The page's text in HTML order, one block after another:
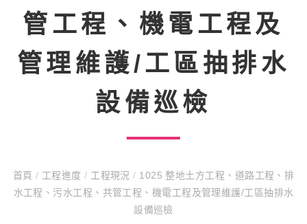
管工程、機電工程及
管理維護/工區抽排水
設備巡檢
首頁/ 工程進度/ 工程現況/ 1025 整地土方工程、道路工程、排
水工程、污水工程、共管工程、機電工程及管理維護/工區抽排水
設備巡檢